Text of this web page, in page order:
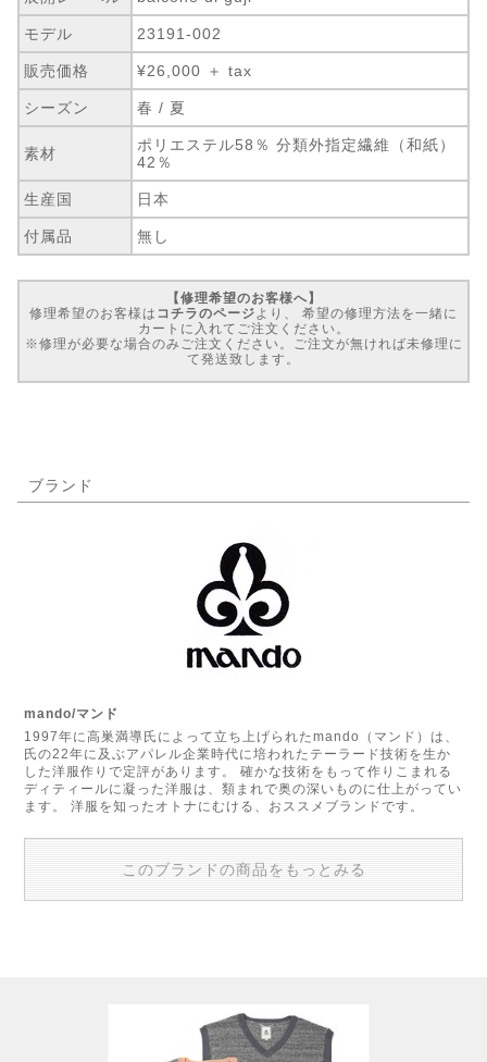
モデル 23191-002
販売価格 ¥26,000 ＋ tax
シーズン 春 / 夏
素材
ポリエステル58％ 分類外指定繊維（和紙）
42％
生産国 日本
付属品 無し
【修理希望のお客様へ】
修理希望のお客様は コチラのページ より、 希望の修理方法を一緒に
カートに入れてご注文ください。
※修理が必要な場合のみご注文ください。ご注文が無ければ未修理に
て発送致します。
ブランド
mando/マンド
1997年に高巣満導氏によって立ち上げられたmando（マンド）は、
氏の22年に及ぶアパレル企業時代に培われたテーラード技術を生か
した洋服作りで定評があります。 確かな技術をもって作りこまれる
ディティールに凝った洋服は、類まれで奥の深いものに仕上がってい
ます。 洋服を知ったオトナにむける、おススメブランドです。
このブランドの商品をもっとみる